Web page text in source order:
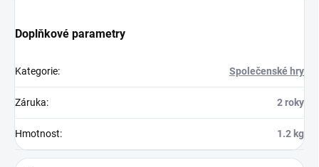
Doplňkové parametry
Kategorie: Společenské hry
Záruka: 2 roky
Hmotnost: 1.2 kg